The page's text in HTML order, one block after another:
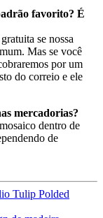
favorito? É
se nossa
Mas se você
por um
do correio e ele
mercadorias?
dentro de
de
Tulip Polded